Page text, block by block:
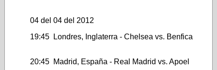
04 del 04 del 2012
19:45 Londres, Inglaterra - Chelsea vs. Benfica
20:45 Madrid, España - Real Madrid vs. Apoel